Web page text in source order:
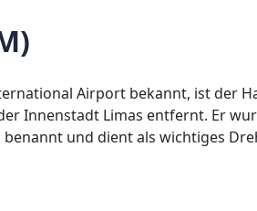
Airport bekannt, ist der
Innenstadt Limas entfernt. Er
und dient als wichtiges